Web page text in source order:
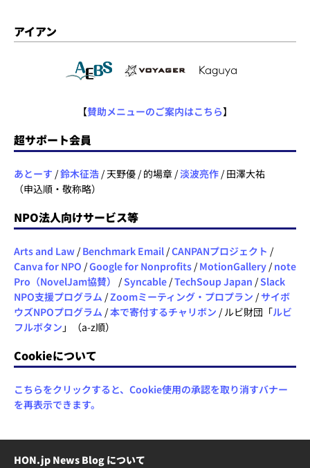
アイアン
【賛助メニューのご案内はこちら】
超サポート会員
あとーす /鈴木征浩 / 天野優 / 的場章 /淡波亮作 / 田澤大祐
（申込順・敬称略）
NPO法人向けサービス等
Arts and Law / Benchmark Email /CANPANプロジェクト /
Canva for NPO /Google for Nonprofits / MotionGallery / note
Pro（NovelJam協賛）
/Syncable /TechSoup Japan /Slack
NPO支援プログラム /Zoomミーティング・プロプラン /サイボ
ウズNPOプログラム /本で寄付するチャリボン / ルビ財団「ルビ
フルボタン 」（a-z順）
Cookieについて
こちらをクリックすると、Cookie使用の承認を取り消すバナー
を再表示できます。
HON.jp News Blog について